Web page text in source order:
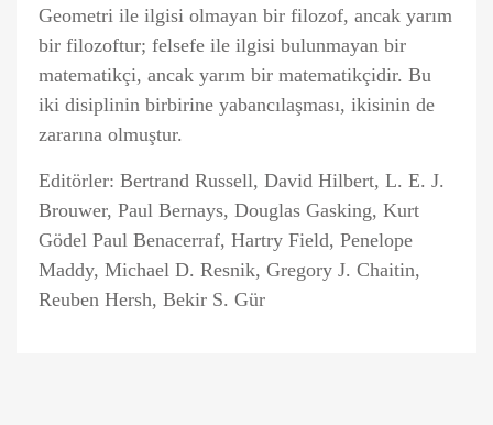
Geometri ile ilgisi olmayan bir filozof, ancak yarım
bir filozoftur; felsefe ile ilgisi bulunmayan bir
matematikçi, ancak yarım bir matematikçidir. Bu
iki disiplinin birbirine yabancılaşması, ikisinin de
zararına olmuştur.
Editörler: Bertrand Russell, David Hilbert, L. E. J.
Brouwer, Paul Bernays, Douglas Gasking, Kurt
Gödel Paul Benacerraf, Hartry Field, Penelope
Maddy, Michael D. Resnik, Gregory J. Chaitin,
Reuben Hersh, Bekir S. Gür